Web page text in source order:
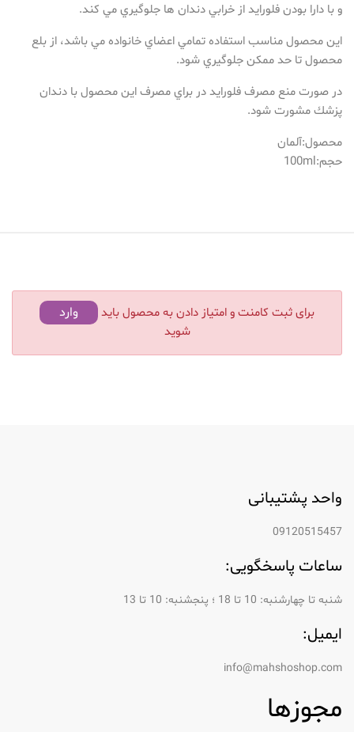
و با دارا بودن فلورايد از خرابي دندان ها جلوگيري مي كند.
اين محصول مناسب استفاده تمامي اعضاي خانواده مي باشد، از بلع
محصول تا حد ممكن جلوگيري شود.
در صورت منع مصرف فلورايد در براي مصرف اين محصول با دندان
پزشك مشورت شود.
محصول:آلمان
حجم:100ml
برای ثبت کامنت و امتیاز دادن به محصول باید وارد
شوید
واحد پشتیبانی
09120515457
ساعات پاسخگویی:
شنبه تا چهارشنبه: 10 تا 18 ؛ پنجشنبه: 10 تا 13
ایمیل:
info@mahshoshop.com
مجوزها